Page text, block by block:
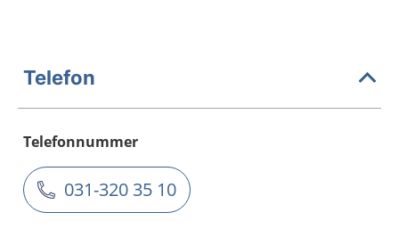
Telefon
Telefonnummer
031-320 35 10